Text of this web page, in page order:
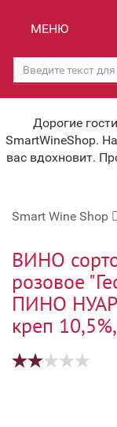
Скидки
Мероприятия
Корпоративным
Под заказ
Бонусная система
Наша команда
关于我们
Вино крепленое
Вино игристое и
Вино
Бренди, Коньяк,
Виски и Бурбон
Пиво и слабоалк.
Ликер
Прочие
МЕНЮ
Дорогие
SmartWineShop.
вас вдохновит.
Smart Wine Shop
ВИНО
розовое
ПИНО
креп